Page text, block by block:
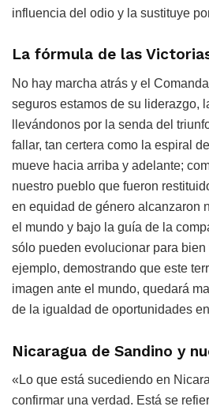
influencia del odio y la sustituye
La fórmula de las
No hay marcha atrás y el
seguros estamos de su liderazgo,
llevándonos por la senda del
fallar, tan certera como la espiral
mueve hacia arriba y adelante;
nuestro pueblo que fueron
en equidad de género alcanzaron
el mundo y bajo la guía de la
sólo pueden evolucionar para bien
ejemplo, demostrando que este
imagen ante el mundo, quedará
de la igualdad de oportunidades
Nicaragua de Sandino y
«Lo que está sucediendo en
confirmar una verdad. Está se